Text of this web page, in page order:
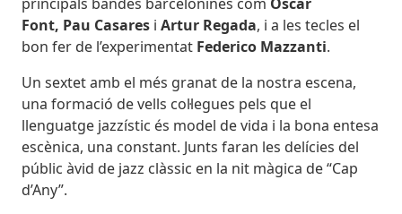
Font, Pau Casares i Artur Regada, i a les tecles el
bon fer de l’experimentat Federico Mazzanti.
Un sextet amb el més granat de la nostra escena,
una formació de vells col·legues pels que el
llenguatge jazzístic és model de vida i la bona entesa
escènica, una constant. Junts faran les delícies del
públic àvid de jazz clàssic en la nit màgica de “Cap
d’Any”.